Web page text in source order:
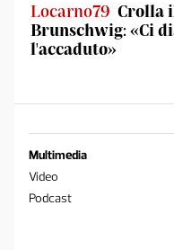
Locarno79 Crolla
Brunschwig: «Ci
l'accaduto»
Multimedia
Video
Podcast